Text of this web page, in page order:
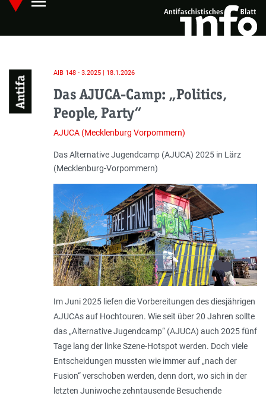
Skip
main
Hauptmenü öffnen
Antifa
AIB 148 - 3.2025 | 18.1.2026
Das AJUCA-Camp: „Politics,
People, Party“
AJUCA (Mecklenburg Vorpommern)
Einleitung
Das Alternative Jugendcamp (AJUCA) 2025 in Lärz
(Mecklenburg-Vorpommern)
Im Juni 2025 liefen die Vorbereitungen des diesjährigen
AJUCAs auf Hochtouren. Wie seit über 20 Jahren sollte
das „Alternative Jugendcamp“ (AJUCA) auch 2025 fünf
Tage lang der linke Szene-Hotspot werden. Doch viele
Entscheidungen mussten wie immer auf „nach der
Fusion“ verschoben werden, denn dort, wo sich in der
letzten Juniwoche zehntausende Besuchende